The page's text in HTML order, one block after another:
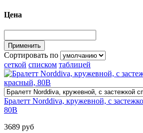
Цена
Сортировать по
сеткой списком таблицей
Бралетт Norddiva, кружевной, с
80B
3689 руб